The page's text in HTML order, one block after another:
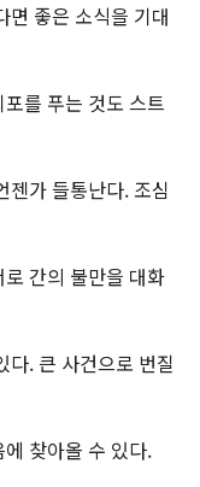
면 좋은 소식을 기대
를 푸는 것도 스트
젠가 들통난다. 조심
간의 불만을 대화
다. 큰 사건으로 번질
찾아올 수 있다.